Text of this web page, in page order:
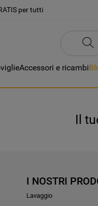
per tutti
Accessori e ricambi
Il
I NOSTRI
Lavaggio